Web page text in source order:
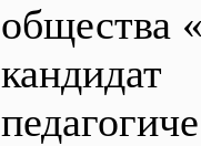
общества
кандидат